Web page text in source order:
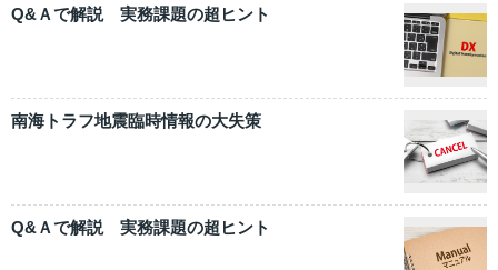
Q&Ａで解説 実務課題の超ヒント
南海トラフ地震臨時情報の大失策
Q&Ａで解説 実務課題の超ヒント